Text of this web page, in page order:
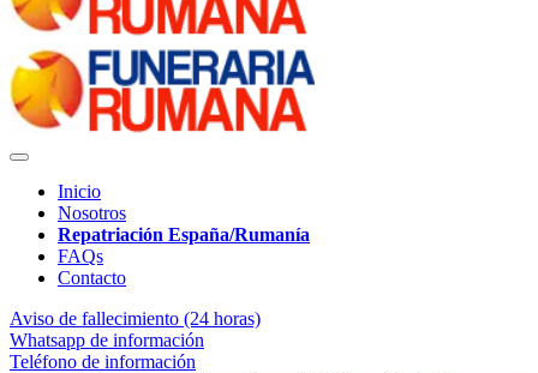
Inicio
Nosotros
Repatriación España/Rumanía
FAQs
Contacto
Aviso de fallecimiento (24 horas)
Whatsapp de información
Teléfono de información